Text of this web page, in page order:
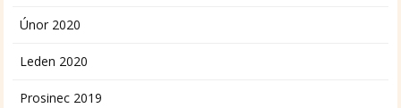
Únor 2020
Leden 2020
Prosinec 2019